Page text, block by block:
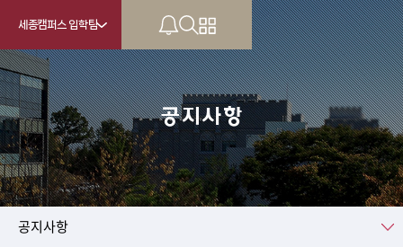
세종캠퍼스 입학팀
KU
공지사항
공지사항